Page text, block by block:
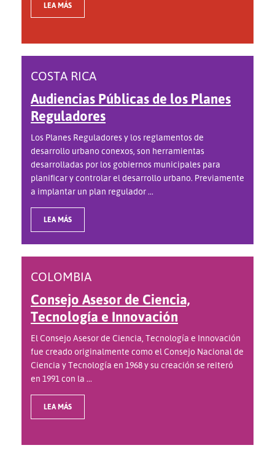
LEA MÁS
COSTA RICA
Audiencias Públicas de los Planes
Reguladores
Los Planes Reguladores y los reglamentos de
desarrollo urbano conexos, son herramientas
desarrolladas por los gobiernos municipales para
planificar y controlar el desarrollo urbano. Previamente
a implantar un plan regulador ...
LEA MÁS
COLOMBIA
Consejo Asesor de Ciencia,
Tecnología e Innovación
El Consejo Asesor de Ciencia, Tecnología e Innovación
fue creado originalmente como el Consejo Nacional de
Ciencia y Tecnología en 1968 y su creación se reiteró
en 1991 con la ...
LEA MÁS